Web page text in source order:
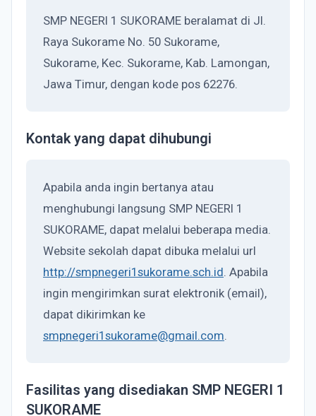
SMP NEGERI 1 SUKORAME beralamat di Jl.
Raya Sukorame No. 50 Sukorame,
Sukorame, Kec. Sukorame, Kab. Lamongan,
Jawa Timur, dengan kode pos 62276.
Kontak yang dapat dihubungi
Apabila anda ingin bertanya atau
menghubungi langsung SMP NEGERI 1
SUKORAME, dapat melalui beberapa media.
Website sekolah dapat dibuka melalui url
http://smpnegeri1sukorame.sch.id. Apabila
ingin mengirimkan surat elektronik (email),
dapat dikirimkan ke
smpnegeri1sukorame@gmail.com.
Fasilitas yang disediakan SMP NEGERI 1
SUKORAME